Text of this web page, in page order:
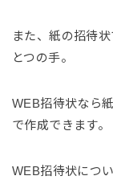
また、紙の招待
とつの手。
WEB招待状なら
で作成できます。
WEB招待状につ